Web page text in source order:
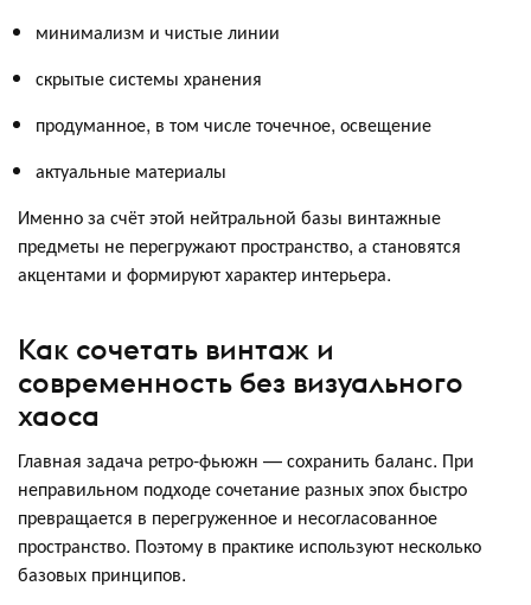
минимализм и чистые линии
скрытые системы хранения
продуманное, в том числе точечное, освещение
актуальные материалы
Именно за счёт этой нейтральной базы винтажные
предметы не перегружают пространство, а становятся
акцентами и формируют характер интерьера.
Как сочетать винтаж и
современность без визуального
хаоса
Главная задача ретро-фьюжн — сохранить баланс. При
неправильном подходе сочетание разных эпох быстро
превращается в перегруженное и несогласованное
пространство. Поэтому в практике используют несколько
базовых принципов.